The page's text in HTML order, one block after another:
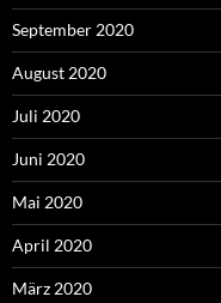
September 2020
August 2020
Juli 2020
Juni 2020
Mai 2020
April 2020
März 2020